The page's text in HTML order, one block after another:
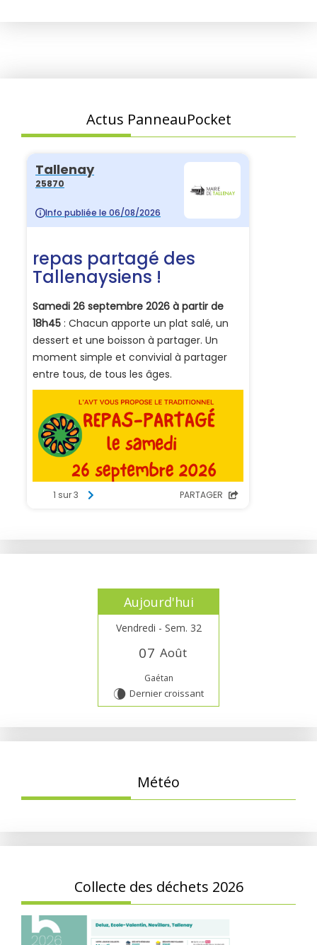
Actus PanneauPocket
Aujourd'hui
Vendredi - Sem. 32
07 Août
Gaétan
V Dernier croissant
Météo
Collecte des déchets 2026